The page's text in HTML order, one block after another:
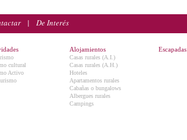
| De Interés
cultural
Activo
Alojamientos
Casas rurales (A.I.)
Casas rurales (A.H.)
Hoteles
Apartamentos rurales
Cabañas o bungalows
Albergues rurales
Campings
Escapadas